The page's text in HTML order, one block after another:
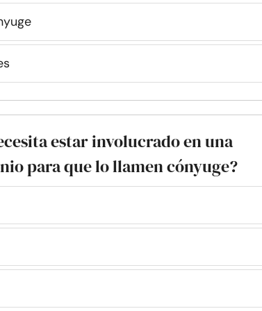
estar involucrado en una
para que lo llamen cónyuge?